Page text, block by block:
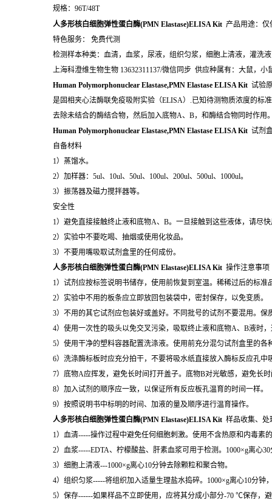
规格：96T/48T
人多形核白细胞弹性蛋白酶(PMN Elastase)ELISA Kit 产品用途：仅
特色服务： 免费代测
检测样本种类：血清，血浆，尿液，组织匀浆，细胞上清液，灌洗
上海科澄维生物生物 13632311137/微信同步 供应种属有：大鼠，
Human Polymorphonuclear Elastase,PMN Elastase ELISA Kit 试验
是固相夹心法酶联免疫吸附实验（ELISA）.已知待测物质浓度的标
去除未结合的酶结合物，然后加入底物A、B，和酶结合物同时作
Human Polymorphonuclear Elastase,PMN Elastase ELISA Kit 试剂
自备材料
1）蒸馏水。
2）加样器：5ul、10ul、50ul、100ul、200ul、500ul、1000ul。
3）振荡器及磁力搅拌器等。
安全性
1）避免直接接触终止液和底物A、B。一旦接触到这些液体，请尽
2）实验中不要吃喝、抽烟或使用化妆品。
3）不要用嘴吸取试剂盒里的任何成份。
人多形核白细胞弹性蛋白酶(PMN Elastase)ELISA Kit 操作注意事项
1）试剂应按标签说明书储存，使用前恢复到室温。稀稀过后的标准
2）实验中不用的板条应立即放回包装袋中，密封保存，以免变质。
3）不用的其它试剂应包装好或盖好。不同批号的试剂不要混用。保
4）使用一次性的吸头以免交叉污染，吸取终止液和底物A、B液时
5）使用干净的塑料容器配置洗涤液。使用前充分混匀试剂盒里的各
6）洗涤酶标板时应充分拍干，不要将吸水纸直接放入酶标反应孔中
7）底物A应挥发，避免长时间打开盖子。底物B对光敏感，避免长
8）加入试剂的顺序应一致，以保证所有反应板孔温育的时间一样。
9）按照说明书中标明的时间、加液的量及顺序进行温育操作。
人多形核白细胞弹性蛋白酶(PMN Elastase)ELISA Kit 样品收集、处
1）血清-----操作过程中避免任何细胞刺激。使用不含热原和内毒素
2）血浆-----EDTA、柠檬酸盐、肝素血浆可用于检测。1000×g离心
3）细胞上清液---1000×g离心10分钟去除颗粒和聚合物。
4）组织匀浆-----将组织加入适量生理盐水捣碎。1000×g离心10分钟
5）保存------如果样品不立即使用，应将其分成小部分-70 ℃保存，